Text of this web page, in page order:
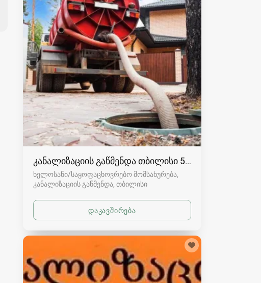
კანალიზაციის გაწმენდა თბილისი 557554000
ხელოსანი/საყოფაცხოვრებო მომსახურება,
კანალიზაციის გაწმენდა თბილისი